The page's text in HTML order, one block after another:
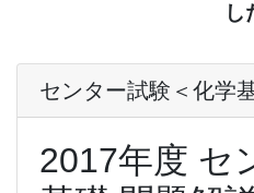
し
センター試験＜化学
2017年度 セ